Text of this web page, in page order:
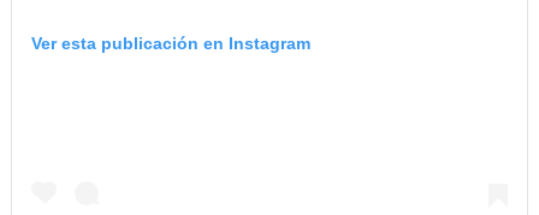
Ver esta publicación en Instagram